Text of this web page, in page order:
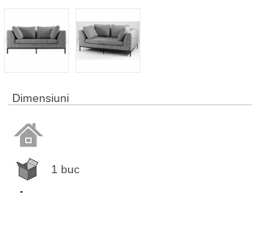
Dimensiuni
1 buc